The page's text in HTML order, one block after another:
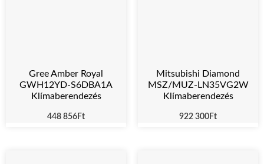
Gree Amber Royal
GWH12YD-S6DBA1A
Klímaberendezés
448 856Ft
Mitsubishi Diamond
MSZ/MUZ-LN35VG2W
Klímaberendezés
922 300Ft